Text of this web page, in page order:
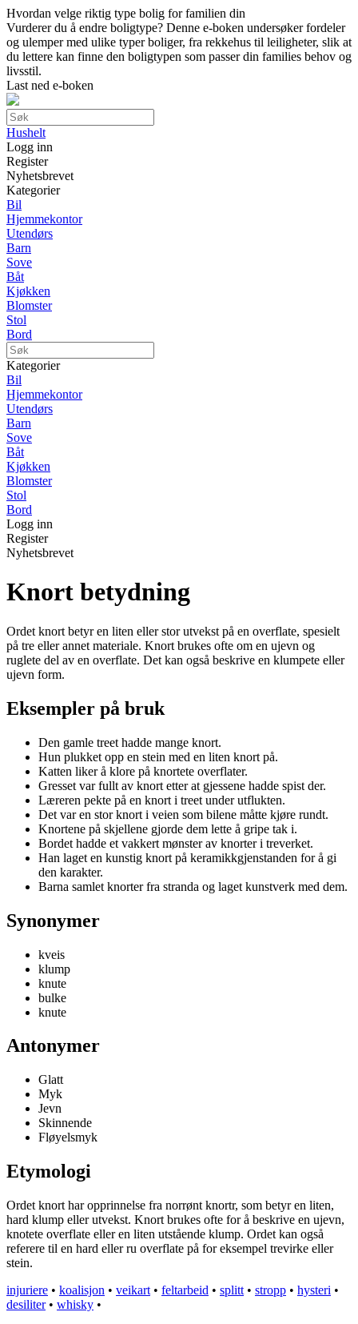
Hvordan velge riktig type bolig for familien din
Vurderer du å endre boligtype? Denne e-boken undersøker fordeler
og ulemper med ulike typer boliger, fra rekkehus til leiligheter, slik at
du lettere kan finne den boligtypen som passer din families behov og
livsstil.
Last ned e-boken
Hushelt
Logg inn
Register
Nyhetsbrevet
Kategorier
Bil
Hjemmekontor
Utendørs
Barn
Sove
Båt
Kjøkken
Blomster
Stol
Bord
Kategorier
Bil
Hjemmekontor
Utendørs
Barn
Sove
Båt
Kjøkken
Blomster
Stol
Bord
Logg inn
Register
Nyhetsbrevet
Knort betydning
Ordet knort betyr en liten eller stor utvekst på en overflate, spesielt
på tre eller annet materiale. Knort brukes ofte om en ujevn og
ruglete del av en overflate. Det kan også beskrive en klumpete eller
ujevn form.
Eksempler på bruk
Den gamle treet hadde mange knort.
Hun plukket opp en stein med en liten knort på.
Katten liker å klore på knortete overflater.
Gresset var fullt av knort etter at gjessene hadde spist der.
Læreren pekte på en knort i treet under utflukten.
Det var en stor knort i veien som bilene måtte kjøre rundt.
Knortene på skjellene gjorde dem lette å gripe tak i.
Bordet hadde et vakkert mønster av knorter i treverket.
Han laget en kunstig knort på keramikkgjenstanden for å gi
den karakter.
Barna samlet knorter fra stranda og laget kunstverk med dem.
Synonymer
kveis
klump
knute
bulke
knute
Antonymer
Glatt
Myk
Jevn
Skinnende
Fløyelsmyk
Etymologi
Ordet knort har opprinnelse fra norrønt knortr, som betyr en liten,
hard klump eller utvekst. Knort brukes ofte for å beskrive en ujevn,
knotete overflate eller en liten utstående klump. Ordet kan også
referere til en hard eller ru overflate på for eksempel trevirke eller
stein.
injuriere • koalisjon • veikart • feltarbeid • splitt • stropp • hysteri •
desiliter• whisky •